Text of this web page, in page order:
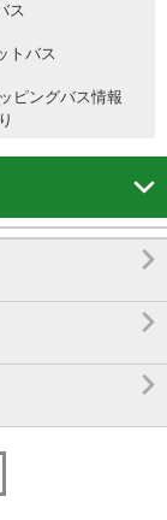
ス
トバス
ピングバス情報



